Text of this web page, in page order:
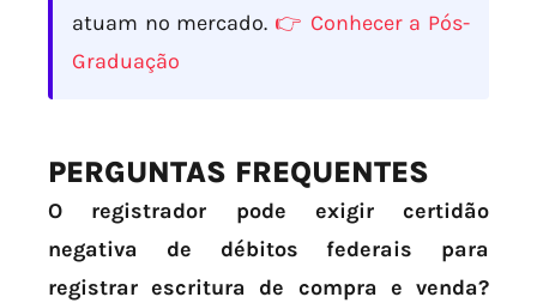
atuam no mercado. 👉 Conhecer a Pós-
Graduação
PERGUNTAS FREQUENTES
O registrador pode exigir certidão
negativa de débitos federais para
registrar escritura de compra e venda?